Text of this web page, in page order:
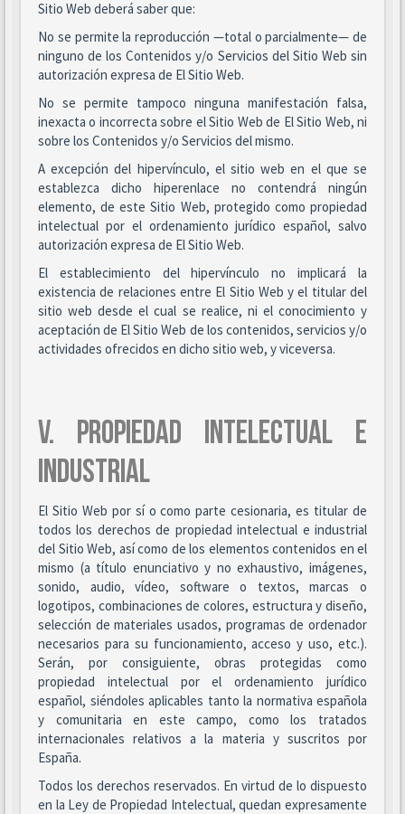
Sitio Web deberá saber que:
No se permite la reproducción —total o parcialmente— de
ninguno de los Contenidos y/o Servicios del Sitio Web sin
autorización expresa de El Sitio Web.
No se permite tampoco ninguna manifestación falsa,
inexacta o incorrecta sobre el Sitio Web de El Sitio Web, ni
sobre los Contenidos y/o Servicios del mismo.
A excepción del hipervínculo, el sitio web en el que se
establezca dicho hiperenlace no contendrá ningún
elemento, de este Sitio Web, protegido como propiedad
intelectual por el ordenamiento jurídico español, salvo
autorización expresa de El Sitio Web.
El establecimiento del hipervínculo no implicará la
existencia de relaciones entre El Sitio Web y el titular del
sitio web desde el cual se realice, ni el conocimiento y
aceptación de El Sitio Web de los contenidos, servicios y/o
actividades ofrecidos en dicho sitio web, y viceversa.
V. PROPIEDAD INTELECTUAL E
INDUSTRIAL
El Sitio Web por sí o como parte cesionaria, es titular de
todos los derechos de propiedad intelectual e industrial
del Sitio Web, así como de los elementos contenidos en el
mismo (a título enunciativo y no exhaustivo, imágenes,
sonido, audio, vídeo, software o textos, marcas o
logotipos, combinaciones de colores, estructura y diseño,
selección de materiales usados, programas de ordenador
necesarios para su funcionamiento, acceso y uso, etc.).
Serán, por consiguiente, obras protegidas como
propiedad intelectual por el ordenamiento jurídico
español, siéndoles aplicables tanto la normativa española
y comunitaria en este campo, como los tratados
internacionales relativos a la materia y suscritos por
España.
Todos los derechos reservados. En virtud de lo dispuesto
en la Ley de Propiedad Intelectual, quedan expresamente